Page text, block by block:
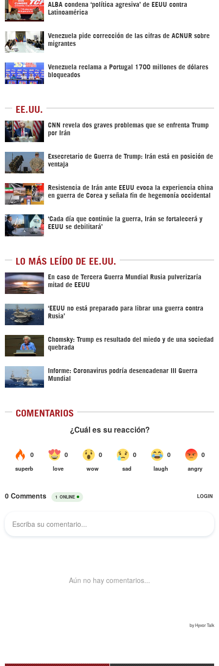
ALBA condena ‘política agresiva’ de EEUU contra
Latinoamérica
Venezuela pide corrección de las cifras de ACNUR sobre
migrantes
Venezuela reclama a Portugal 1700 millones de dólares
bloqueados
EE.UU.
CNN revela dos graves problemas que se enfrenta Trump
por Irán
Exsecretario de Guerra de Trump: Irán está en posición de
ventaja
Resistencia de Irán ante EEUU evoca la experiencia china
en guerra de Corea y señala fin de hegemonía occidental
‘Cada día que continúe la guerra, Irán se fortalecerá y
EEUU se debilitará’
LO MÁS LEÍDO DE EE.UU.
En caso de Tercera Guerra Mundial Rusia pulverizaría
mitad de EEUU
‘EEUU no está preparado para librar una guerra contra
Rusia’
Chomsky: Trump es resultado del miedo y de una sociedad
quebrada
Informe: Coronavirus podría desencadenar III Guerra
Mundial
COMENTARIOS